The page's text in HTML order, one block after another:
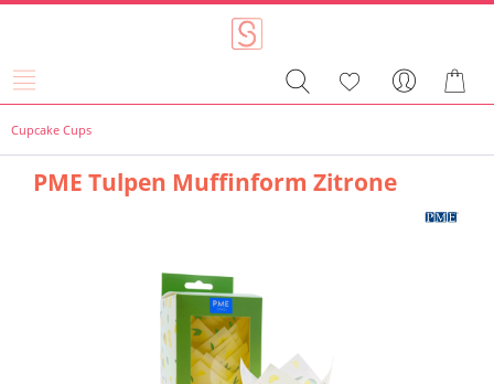
Cupcake Cups
PME Tulpen Muffinform Zitrone